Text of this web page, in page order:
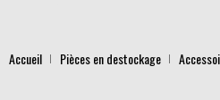
Accueil Pièces en destockage